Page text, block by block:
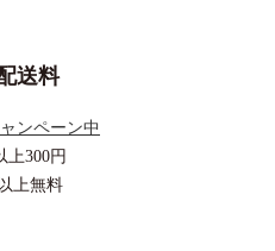
送料
ンペーン中
上300円
上無料